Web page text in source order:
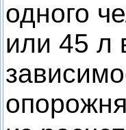
одного
или 45 л